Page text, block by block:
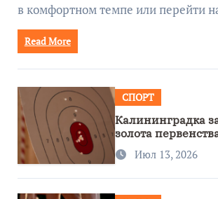
в комфортном темпе или перейти
Read More
СПОРТ
Калининградка
золота
метанию ножа
Июл 13, 2026